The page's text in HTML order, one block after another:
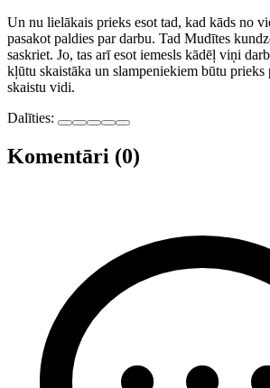
Un nu lielākais prieks esot tad, kad kāds no
pasakot paldies par darbu. Tad Mudītes
saskriet. Jo, tas arī esot iemesls kādēļ viņi
kļūtu skaistāka un slampeniekiem būtu prieks
skaistu vidi.
Dalīties:
Komentāri (0)